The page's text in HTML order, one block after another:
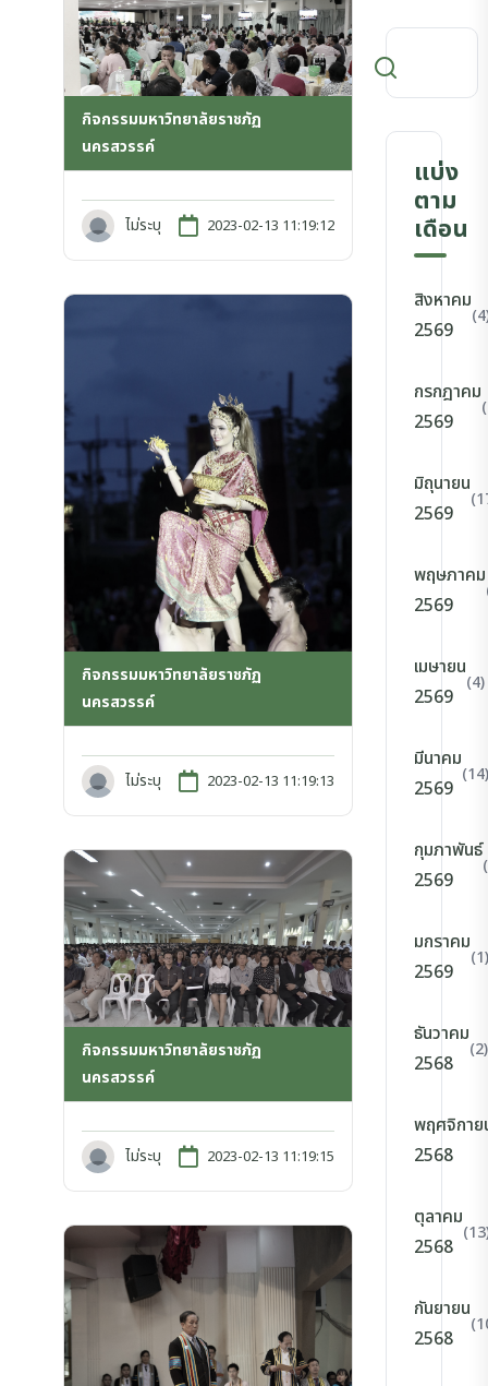
กิจกรรมมหาวิทยาลัยราชภัฏ
นครสวรรค์
ไม่ระบุ 2023-02-13 11:19:12
กิจกรรมมหาวิทยาลัยราชภัฏ
นครสวรรค์
ไม่ระบุ 2023-02-13 11:19:13
กิจกรรมมหาวิทยาลัยราชภัฏ
นครสวรรค์
ไม่ระบุ 2023-02-13 11:19:15
แบ่ง
ตาม
เดือน
สิงหาคม
2569
กรกฎาคม
2569
มิถุนายน
2569
พฤษภาคม
2569
เมษายน
2569
(4)
มีนาคม
2569
(14)
กุมภาพันธ์
2569
มกราคม
2569
(1)
ธันวาคม
2568
(2)
พฤศจิกาย
2568
ตุลาคม
2568
กันยายน
2568